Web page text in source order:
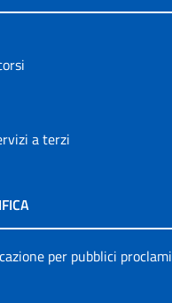
a terzi
per pubblici proclami